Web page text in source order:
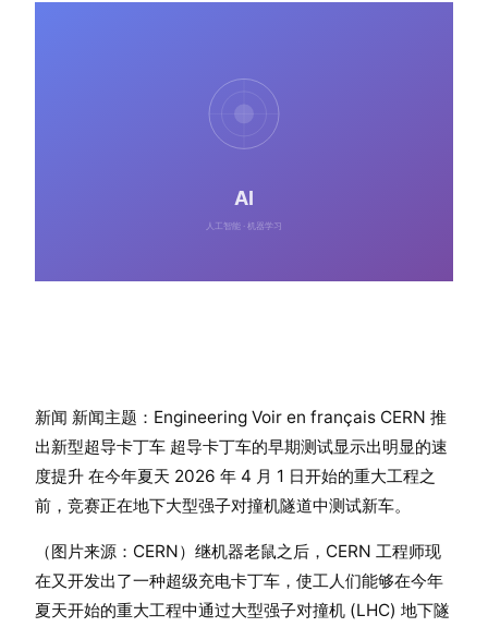
新闻 新闻主题：Engineering Voir en français CERN 推
出新型超导卡丁车 超导卡丁车的早期测试显示出明显的速
度提升 在今年夏天 2026 年 4 月 1 日开始的重大工程之
前，竞赛正在地下大型强子对撞机隧道中测试新车。
（图片来源：CERN）继机器老鼠之后，CERN 工程师现
在又开发出了一种超级充电卡丁车，使工人们能够在今年
夏天开始的重大工程中通过大型强子对撞机 (LHC) 地下隧